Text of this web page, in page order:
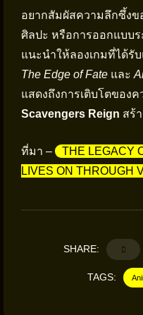
อยากสัมผัสความลึกซึ้งข
ศิลปะ หรือการออกแบบร
แนะนำให้ลองเกมที่ได้รั
The Edge of Fate และ
แสดงถึงการเติบโตของ
Scavengers Reign สร้
ที่มา –
THE LEGACY
LIVES ON THROUGH
SHARE:
TAGS: